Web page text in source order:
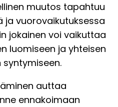
muutos tapahtuu
vuorovaikutuksessa
jokainen voi vaikuttaa
luomiseen ja yhteisen
auttaa
ennakoimaan